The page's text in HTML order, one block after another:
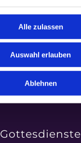
Alle zulassen
Auswahl erlauben
Ablehnen
Gottesdienste